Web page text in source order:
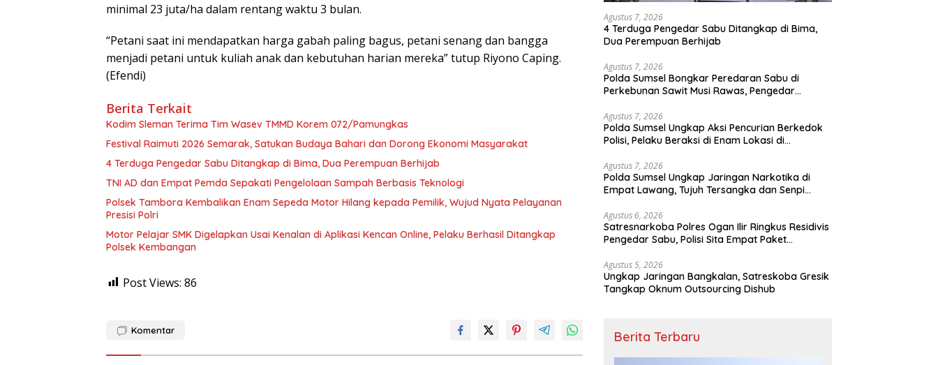
minimal 23 juta/ha dalam rentang waktu 3 bulan.
“Petani saat ini mendapatkan harga gabah paling bagus, petani senang dan bangga
menjadi petani untuk kuliah anak dan kebutuhan harian mereka” tutup Riyono Caping.
(Efendi)
Berita Terkait
Kodim Sleman Terima Tim Wasev TMMD Korem 072/Pamungkas
Festival Raimuti 2026 Semarak, Satukan Budaya Bahari dan Dorong Ekonomi Masyarakat
4 Terduga Pengedar Sabu Ditangkap di Bima, Dua Perempuan Berhijab
TNI AD dan Empat Pemda Sepakati Pengelolaan Sampah Berbasis Teknologi
Polsek Tambora Kembalikan Enam Sepeda Motor Hilang kepada Pemilik, Wujud Nyata Pelayanan
Presisi Polri
Motor Pelajar SMK Digelapkan Usai Kenalan di Aplikasi Kencan Online, Pelaku Berhasil Ditangkap
Polsek Kembangan
Post Views: 86
Komentar
Agustus 7, 2026
4 Terduga Pengedar Sabu Ditangkap di Bima,
Dua Perempuan Berhijab
Agustus 7, 2026
Polda Sumsel Bongkar Peredaran Sabu di
Perkebunan Sawit Musi Rawas, Pengedar
Timbangan Digital
Agustus 7, 2026
Polda Sumsel Ungkap Aksi Pencurian Berkedok
Polisi, Pelaku Beraksi di Enam Lokasi di
Agustus 7, 2026
Polda Sumsel Ungkap Jaringan Narkotika di
Empat Lawang, Tujuh Tersangka dan Senpi
Agustus 6, 2026
Satresnarkoba Polres Ogan Ilir Ringkus Residivis
Pengedar Sabu, Polisi Sita Empat Paket
Agustus 5, 2026
Ungkap Jaringan Bangkalan, Satreskoba Gresik
Tangkap Oknum Outsourcing Dishub
Berita Terbaru